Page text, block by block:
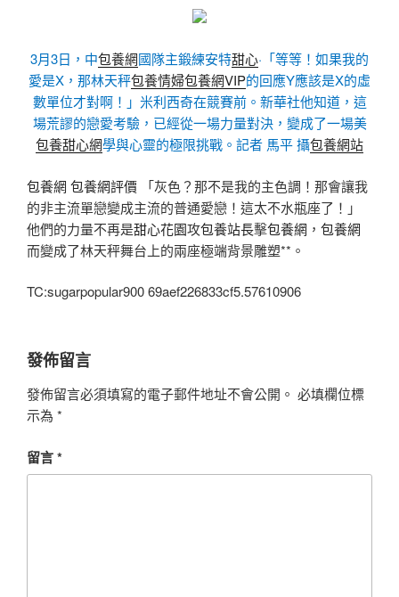
3月3日，中包養網國隊主鍛練安特甜心·「等等！如果我的
愛是X，那林天秤包養情婦包養網VIP的回應Y應該是X的虛
數單位才對啊！」米利西奇在競賽前。新華社他知道，這
場荒謬的戀愛考驗，已經從一場力量對決，變成了一場美
包養甜心網學與心靈的極限挑戰。記者 馬平 攝包養網站
包養網 包養網評價 「灰色？那不是我的主色調！那會讓我
的非主流單戀變成主流的普通愛戀！這太不水瓶座了！」
他們的力量不再是甜心花園攻包養站長擊包養網 ， 包養網
而變成了林天秤舞台上的兩座極端背景雕塑**。
TC:sugarpopular900 69aef226833cf5.57610906
發佈留言
發佈留言必須填寫的電子郵件地址不會公開。 必填欄位標
示為 *
留言*